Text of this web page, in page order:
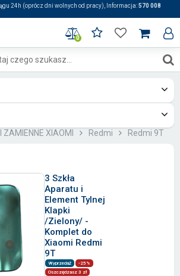
24h (oprócz dni wolnych od pracy), Informacja:570 008
0
ZAMIENNE XIAOMI Redmi Redmi 9T
3 Szkła
Aparatu i
Element Tylnej
Klapki
/Zielony/ -
Komplet do
Xiaomi Redmi
9T
Wyprzedaż
-25%
Oszczędzasz 3 zł